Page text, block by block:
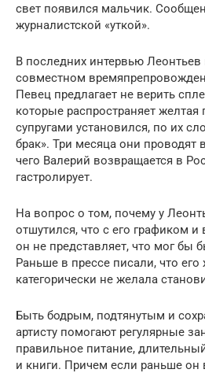
свет появился мальчик.
журналистской «уткой».
В последних интервью
совместном
Певец предлагает не верить
которые распространяет
супругами установился, по их
брак». Три месяца они
чего Валерий возвращается в
гастролирует.
На вопрос о том, почему у
отшутился, что с его графиком и
он не представляет, что мог бы
Раньше в прессе писали, что
категорически не желала
Быть бодрым, подтянутым и
артисту помогают регулярные
правильное питание,
и книги. Причем если раньше он